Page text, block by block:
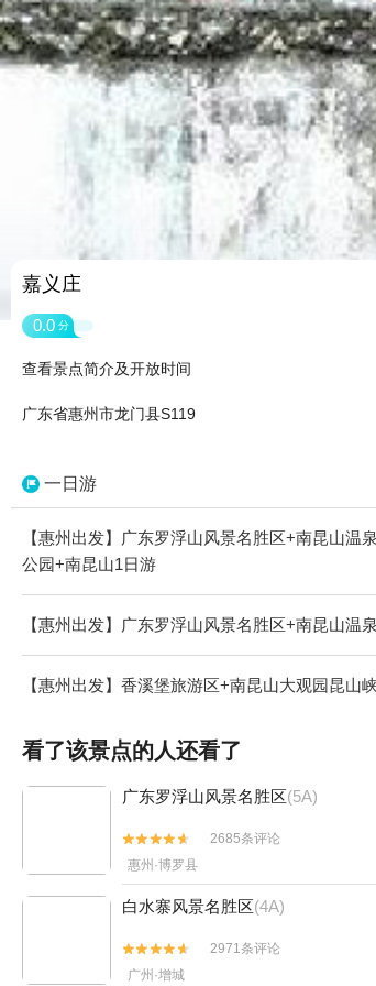
嘉义庄
0.0 分
查看景点简介及开放时间
广东省惠州市龙门县S119
一日游
【惠州出发】广东罗浮山风景名胜区+南昆山
公园+南昆山1日游
【惠州出发】广东罗浮山风景名胜区+南昆山
【惠州出发】香溪堡旅游区+南昆山大观园昆
看了该景点的人还看了
广东罗浮山风景名胜区(5A)


2685条评论
惠州·博罗县
白水寨风景名胜区(4A)


2971条评论
广州·增城